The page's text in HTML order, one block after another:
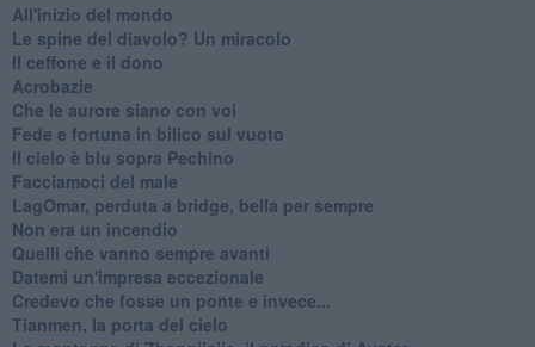
All'inizio del mondo
Le spine del diavolo? Un miracolo
Il ceffone e il dono
Acrobazie
Che le aurore siano con voi
Fede e fortuna in bilico sul vuoto
Il cielo è blu sopra Pechino
Facciamoci del male
LagOmar, perduta a bridge, bella per sempre
Non era un incendio
Quelli che vanno sempre avanti
Datemi un'impresa eccezionale
Credevo che fosse un ponte e invece...
Tianmen, la porta del cielo